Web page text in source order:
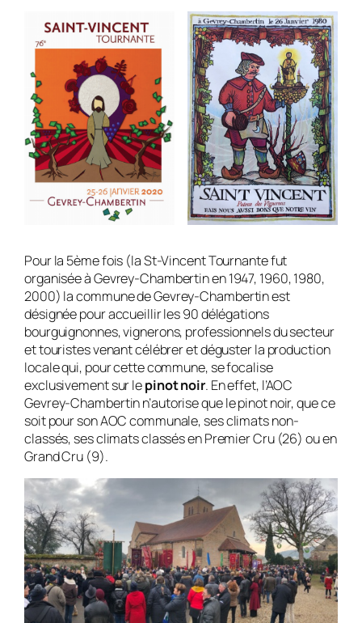
Pour la 5ème fois (la St-Vincent Tournante fut
organisée à Gevrey-Chambertin en 1947, 1960, 1980,
2000) la commune de Gevrey-Chambertin est
désignée pour accueillir les 90 délégations
bourguignonnes, vignerons, professionnels du secteur
et touristes venant célébrer et déguster la production
locale qui, pour cette commune, se focalise
exclusivement sur lepinot noir. En effet, l’AOC
Gevrey-Chambertin n’autorise que le pinot noir, que ce
soit pour son AOC communale, ses climats non-
classés, ses climats classés en Premier Cru (26) ou en
Grand Cru (9).